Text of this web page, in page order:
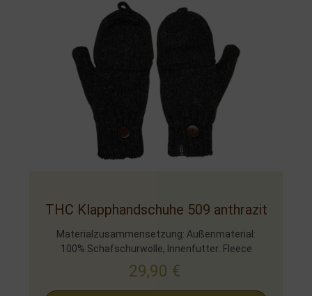
THC Klapphandschuhe 509 anthrazit
Materialzusammensetzung: Außenmaterial:
100% Schafschurwolle, Innenfutter: Fleece
29,90 €